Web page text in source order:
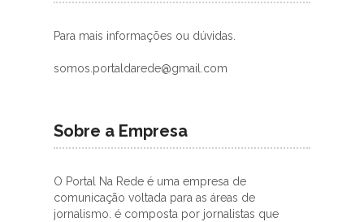
Para mais informações ou dúvidas.
somos.portaldarede@gmail.com
Sobre a Empresa
O Portal Na Rede é uma empresa de
comunicação voltada para as áreas de
jornalismo. é composta por jornalistas que